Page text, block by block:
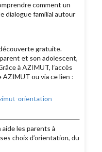
comment un
dialogue familial autour
gratuite.
et son adolescent,
à AZIMUT, l’accès
ou via ce lien :
orientation
aide les parents à
choix d’orientation, du